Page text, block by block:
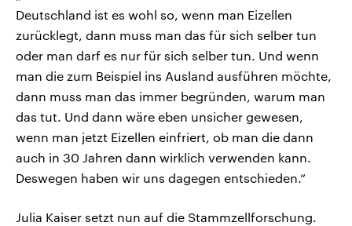
Deutschland ist es wohl so, wenn man Eizellen
zurücklegt, dann muss man das für sich selber tun
oder man darf es nur für sich selber tun. Und wenn
man die zum Beispiel ins Ausland ausführen möchte,
dann muss man das immer begründen, warum man
das tut. Und dann wäre eben unsicher gewesen,
wenn man jetzt Eizellen einfriert, ob man die dann
auch in 30 Jahren dann wirklich verwenden kann.
Deswegen haben wir uns dagegen entschieden.“
Julia Kaiser setzt nun auf die Stammzellforschung.